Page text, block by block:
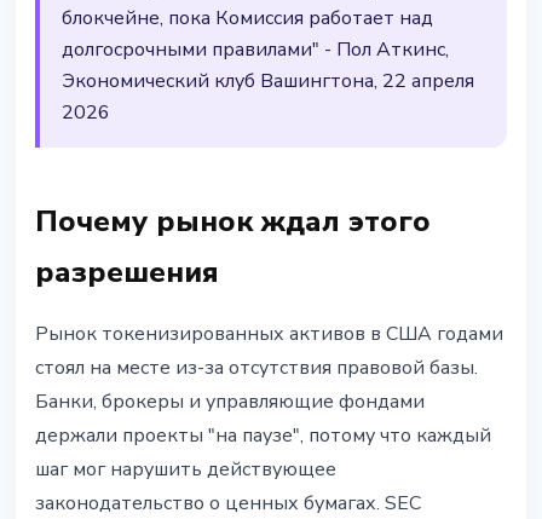
блокчейне, пока Комиссия работает над
долгосрочными правилами" - Пол Аткинс,
Экономический клуб Вашингтона, 22 апреля
2026
Почему рынок ждал этого
разрешения
Рынок токенизированных активов в США годами
стоял на месте из-за отсутствия правовой базы.
Банки, брокеры и управляющие фондами
держали проекты "на паузе", потому что каждый
шаг мог нарушить действующее
законодательство о ценных бумагах. SEC